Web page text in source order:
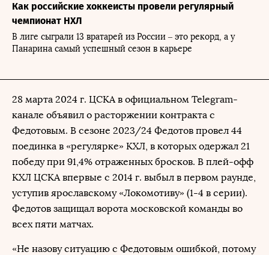
Как российские хоккеисты провели регулярный
чемпионат НХЛ
В лиге сыграли 13 вратарей из России – это рекорд, а у
Панарина самый успешный сезон в карьере
28 марта 2024 г. ЦСКА в официальном Telegram-
канале объявил о расторжении контракта с
Федотовым. В сезоне 2023/24 Федотов провел 44
поединка в «регулярке» КХЛ, в которых одержал 21
победу при 91,4% отраженных бросков. В плей-офф
КХЛ ЦСКА впервые с 2014 г. выбыл в первом раунде,
уступив ярославскому «Локомотиву» (1-4 в серии).
Федотов защищал ворота московской команды во
всех пяти матчах.
«Не назову ситуацию с Федотовым ошибкой, потому